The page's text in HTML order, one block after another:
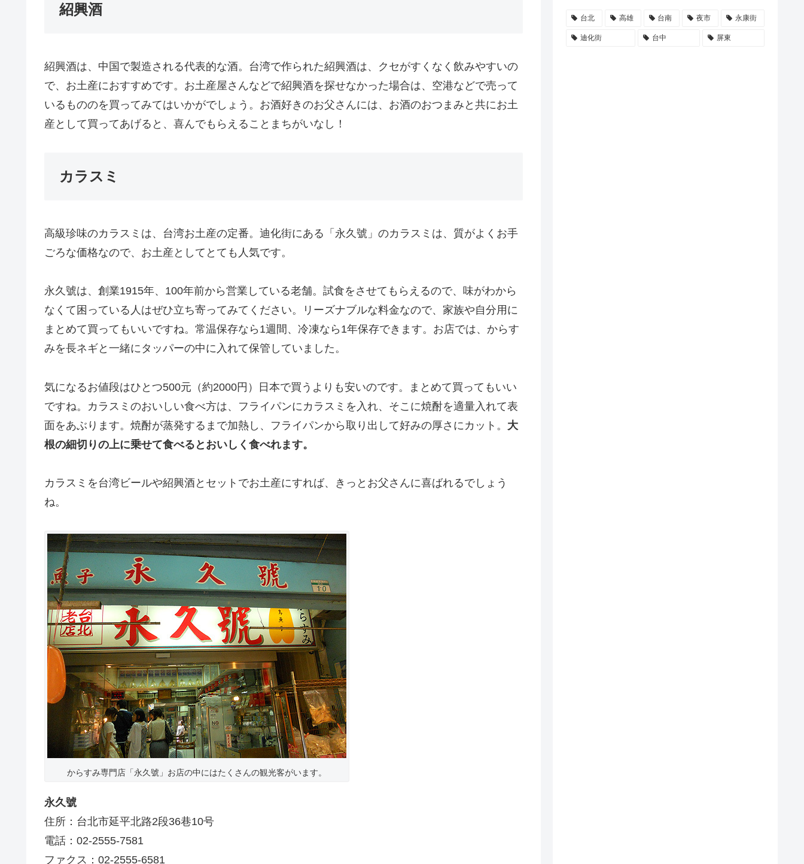
紹興酒
紹興酒は、中国で製造される代表的な酒。台湾で作られた紹興酒は、クセがすくなく飲みやすいの
で、お土産におすすめです。お土産屋さんなどで紹興酒を探せなかった場合は、空港などで売って
いるもののを買ってみてはいかがでしょう。お酒好きのお父さんには、お酒のおつまみと共にお土
産として買ってあげると、喜んでもらえることまちがいなし！
カラスミ
高級珍味のカラスミは、台湾お土産の定番。迪化街にある「永久號」のカラスミは、質がよくお手
ごろな価格なので、お土産としてとても人気です。
永久號は、創業1915年、100年前から営業している老舗。試食をさせてもらえるので、味がわから
なくて困っている人はぜひ立ち寄ってみてください。リーズナブルな料金なので、家族や自分用に
まとめて買ってもいいですね。常温保存なら1週間、冷凍なら1年保存できます。お店では、からす
みを長ネギと一緒にタッパーの中に入れて保管していました。
気になるお値段はひとつ500元（約2000円）日本で買うよりも安いのです。まとめて買ってもいい
ですね。カラスミのおいしい食べ方は、フライパンにカラスミを入れ、そこに焼酎を適量入れて表
面をあぶります。焼酎が蒸発するまで加熱し、フライパンから取り出して好みの厚さにカット。 大
根の細切りの上に乗せて食べるとおいしく食べれます。
カラスミを台湾ビールや紹興酒とセットでお土産にすれば、きっとお父さんに喜ばれるでしょう
ね。
からすみ専門店「永久號」お店の中にはたくさんの観光客がいます。
永久號
住所：台北市延平北路2段36巷10号
電話：02-2555-7581
ファクス：02-2555-6581
台北 高雄 台南 夜市 永康街
迪化街 台中 屏東